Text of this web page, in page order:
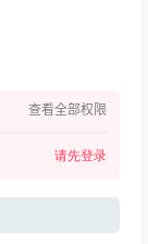
查看全部权限
请先登录